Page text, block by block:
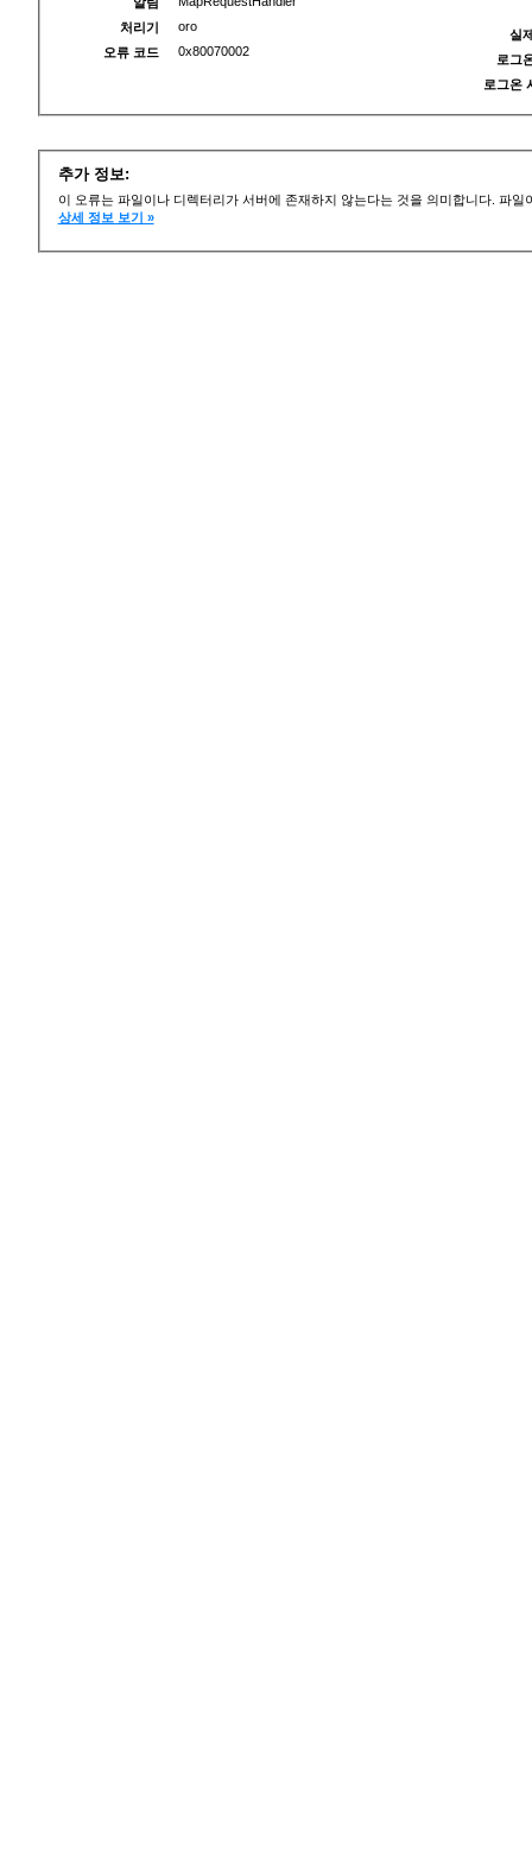
처리기
oro
오류 코드
0x80070002
실
로그
로그온
추가 정보:
이 오류는 파일이나 디렉터리가 서버에 존재하지 않는다는 것을 의미합니다. 파
상세 정보 보기 »